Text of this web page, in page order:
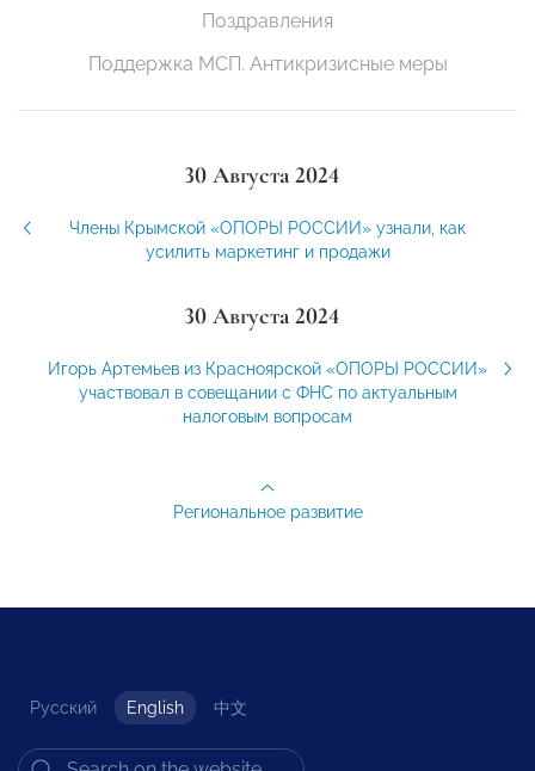
Поздравления
Поддержка МСП. Антикризисные меры
30 Августа 2024
Члены Крымской «ОПОРЫ РОССИИ» узнали, как
усилить маркетинг и продажи
30 Августа 2024
Игорь Артемьев из Красноярской «ОПОРЫ РОССИИ»
участвовал в совещании с ФНС по актуальным
налоговым вопросам
Региональное развитие
Русский English 中文